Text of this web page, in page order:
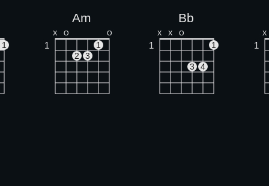
1
Am
X O O
1
1
2
3
Bb
X X O
1 1
3 4
X
1